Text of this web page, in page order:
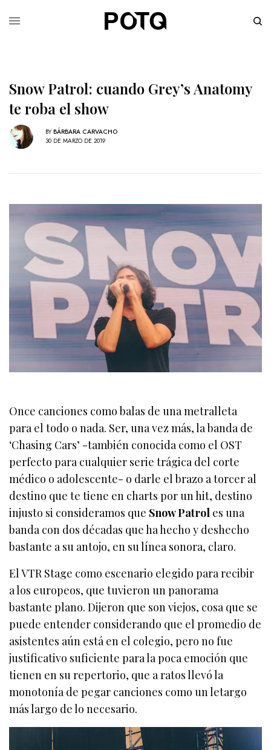
Snow Patrol: cuando Grey’s Anatomy
te roba el show
BY BÁRBARA CARVACHO
30 DE MARZO DE 2019
Once canciones como balas de una metralleta
para el todo o nada. Ser, una vez más, la banda de
‘Chasing Cars’ -también conocida como el OST
perfecto para cualquier serie trágica del corte
médico o adolescente- o darle el brazo a torcer al
destino que te tiene en charts por un hit, destino
injusto si consideramos que Snow Patrol es una
banda con dos décadas que ha hecho y deshecho
bastante a su antojo, en su línea sonora, claro.
El VTR Stage como escenario elegido para recibir
a los europeos, que tuvieron un panorama
bastante plano. Dijeron que son viejos, cosa que se
puede entender considerando que el promedio de
asistentes aún está en el colegio, pero no fue
justificativo suficiente para la poca emoción que
tienen en su repertorio, que a ratos llevó la
monotonía de pegar canciones como un letargo
más largo de lo necesario.